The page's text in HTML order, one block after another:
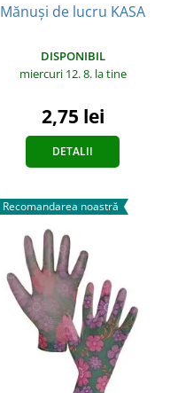
Mănuși de lucru KASA
DISPONIBIL
miercuri 12. 8. la tine
2,75 lei
DETALII
Recomandarea noastră